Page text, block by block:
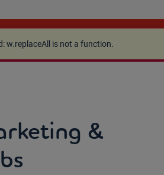
w.replaceAll is not a
w.replaceAll is not a function.
&